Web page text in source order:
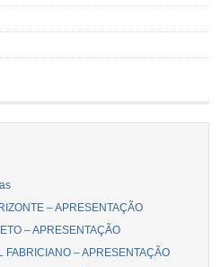
– APRESENTAÇÃO
– APRESENTAÇÃO
– APRESENTAÇÃO